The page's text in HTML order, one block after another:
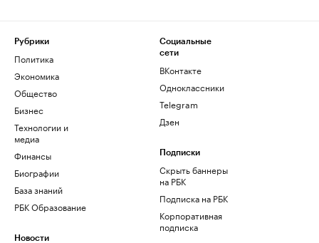
Рубрики
Политика
Экономика
Общество
Бизнес
Технологии и
медиа
Финансы
Биографии
База знаний
РБК Образование
Новости
Социальные
сети
ВКонтакте
Одноклассники
Telegram
Дзен
Подписки
Скрыть баннеры
на РБК
Подписка на РБК
Корпоративная
подписка